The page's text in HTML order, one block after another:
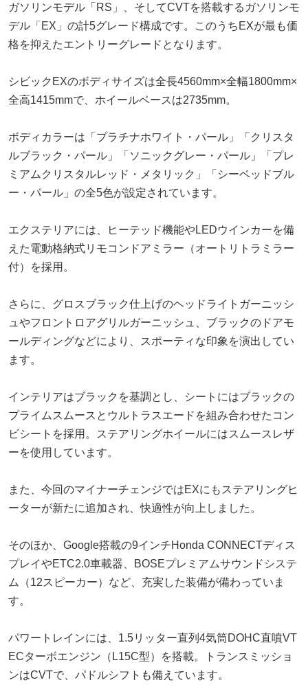
ガソリンモデル「RS」、そしてCVTを搭載するガソリンモ
デル「EX」の計5グレード構成です。このうちEXが最も価
格を抑えたエントリーグレードとなります。
シビックEXのボディサイズは全長4560mm×全幅1800mm×
全高1415mmで、ホイールベースは2735mm。
ボディカラーは「プラチナホワイト・パール」「クリスタ
ルブラック・パール」「ソニックグレー・パール」「プレ
ミアムクリスタルレッド・メタリック」「シーベッドブル
ー・パール」の全5色が設定されています。
エクステリアには、ヒーテッド機能やLEDウインカーを備
えた電動格納式リモコンドアミラー（オートリトラミラー
付）を採用。
さらに、グロスブラック仕上げのヘッドライトガーニッシ
ュやフロントロアグリルガーニッシュ、ブラックのドアモ
ールディングなどにより、スポーティな印象を演出してい
ます。
インテリアはブラックを基調とし、シートにはブラックの
プライムスムースとウルトラスエードを組み合わせたコン
ビシートを採用。ステアリングホイールにはスムースレザ
ーを使用しています。
また、今回のマイナーチェンジではEXにもステアリングヒ
ーターが新たに追加され、快適性が向上しました。
そのほか、Google搭載の9インチHonda CONNECTディス
プレイやETC2.0車載器、BOSEプレミアムサウンドシステ
ム（12スピーカー）など、充実した装備が備わっていま
す。
パワートレインには、1.5リッター直列4気筒DOHC直噴VT
ECターボエンジン（L15C型）を搭載。トランスミッショ
ンはCVTで、パドルシフトも備えています。